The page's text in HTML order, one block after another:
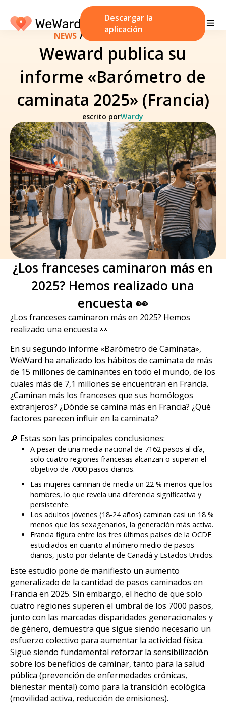
Descargar la
aplicación
NEWS /26 de febrero de 2026
Weward publica su
informe «Barómetro de
caminata 2025» (Francia)
escrito porWardy
¿Los franceses caminaron más en
2025? Hemos realizado una
encuesta 👀
¿Los franceses caminaron más en 2025? Hemos
realizado una encuesta 👀
En su segundo informe «Barómetro de Caminata»,
WeWard ha analizado los hábitos de caminata de más
de 15 millones de caminantes en todo el mundo, de los
cuales más de 7,1 millones se encuentran en Francia.
¿Caminan más los franceses que sus homólogos
extranjeros? ¿Dónde se camina más en Francia? ¿Qué
factores parecen influir en la caminata?
🔎 Estas son las principales conclusiones:
A pesar de una media nacional de 7162 pasos al día,
solo cuatro regiones francesas alcanzan o superan el
objetivo de 7000 pasos diarios.
Las mujeres caminan de media un 22 % menos que los
hombres, lo que revela una diferencia significativa y
persistente.
Los adultos jóvenes (18-24 años) caminan casi un 18 %
menos que los sexagenarios, la generación más activa.
Francia figura entre los tres últimos países de la OCDE
estudiados en cuanto al número medio de pasos
diarios, justo por delante de Canadá y Estados Unidos.
Este estudio pone de manifiesto un aumento
generalizado de la cantidad de pasos caminados en
Francia en 2025. Sin embargo, el hecho de que solo
cuatro regiones superen el umbral de los 7000 pasos,
junto con las marcadas disparidades generacionales y
de género, demuestra que sigue siendo necesario un
esfuerzo colectivo para aumentar la actividad física.
Sigue siendo fundamental reforzar la sensibilización
sobre los beneficios de caminar, tanto para la salud
pública (prevención de enfermedades crónicas,
bienestar mental) como para la transición ecológica
(movilidad activa, reducción de emisiones).